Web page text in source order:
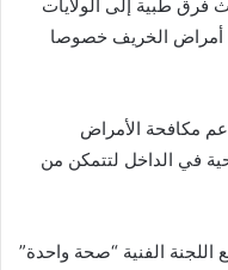
فرق طبية إلى الولايات
أمراض الخريف خصوصا
مكافحة الأمراض
في الداخل لتتمكن من
الفنية “صحة واحدة”